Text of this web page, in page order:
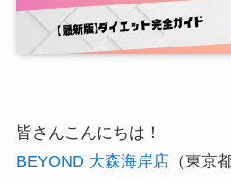
皆さんこんにちは！
BEYOND 大森海岸店（東京